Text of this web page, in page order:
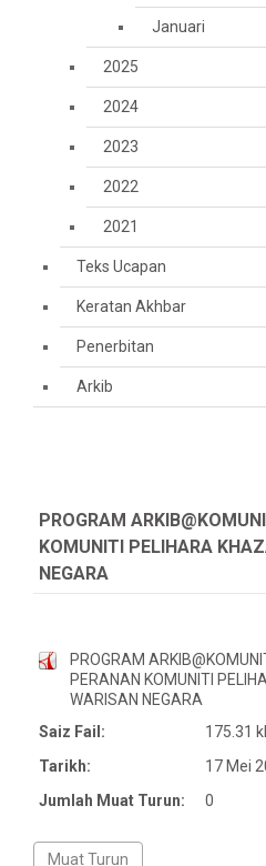
Januari
2025
2024
2023
2022
2021
Teks Ucapan
Keratan Akhbar
Penerbitan
Arkib
PROGRAM
KOMUNITI PELIHARA
NEGARA
PROGRAM
PERANAN KOMUNITI
WARISAN NEGARA
Saiz Fail:
175.31
Tarikh:
17 Mei
Jumlah Muat Turun:
0